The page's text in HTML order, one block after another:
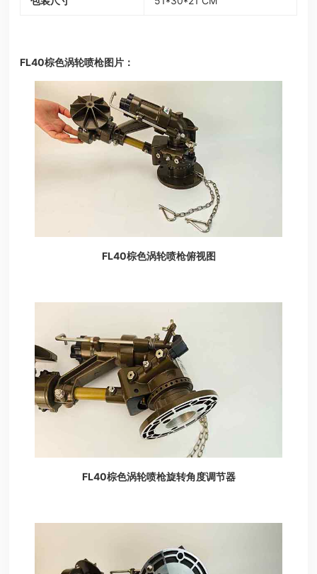
FL40棕色涡轮喷枪图片：
FL40棕色涡轮喷枪俯视图
FL40棕色涡轮喷枪旋转角度调节器